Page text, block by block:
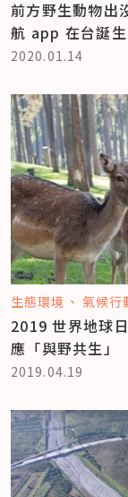
前方野生動物出
航 app 在台誕
2020.01.14
生態環境 氣候行
2019 世界地球
應「與野共生」
2019.04.19